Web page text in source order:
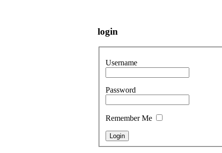
login
Username
Password
Remember Me